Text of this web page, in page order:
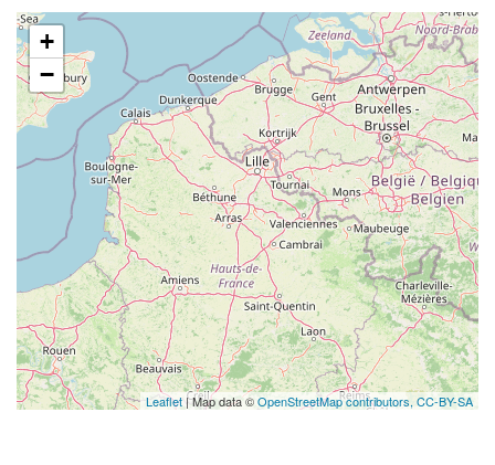
+
−
Leaflet | Map data ©OpenStreetMap contributors, CC-BY-SA